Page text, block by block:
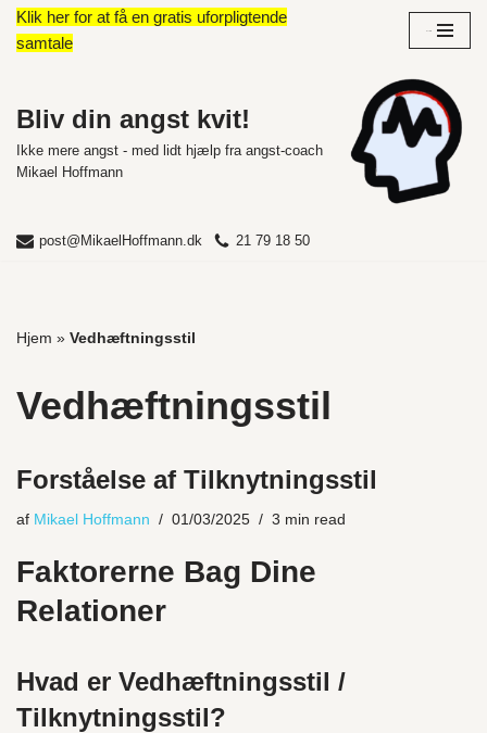
Spring
indhold
Klik her for at få en gratis uforpligtende
samtale
Bliv din angst kvit!
Ikke mere angst - med lidt hjælp fra angst-coach
Mikael Hoffmann
post@MikaelHoffmann.dk 21 79 18 50
Hjem » Vedhæftningsstil
Vedhæftningsstil
Forståelse af Tilknytningsstil
af Mikael Hoffmann 01/03/2025 3 min read
Faktorerne Bag Dine
Relationer
Hvad er Vedhæftningsstil /
Tilknytningsstil?